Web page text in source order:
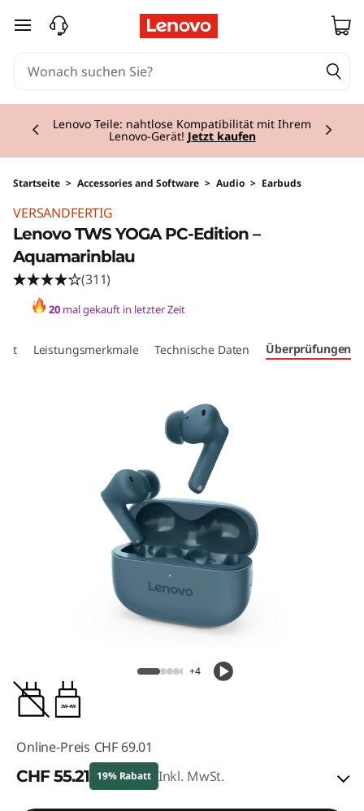
zum Hauptinhalt springen
Lenovo Teile: nahtlose Kompatibilität mit Ihrem
Lenovo-Gerät! Jetzt kaufen
Startseite > Accessories and Software > Audio > Earbuds
VERSANDFERTIG
Lenovo TWS YOGA PC-Edition –
Aquamarinblau
(311)
20 mal gekauft in letzter Zeit
Leistungsmerkmale Technische Daten Überprüfungen
+4
3W-4W
Online-Preis CHF 69.01
CHF 55.21 19% Rabatt Inkl. MwSt.